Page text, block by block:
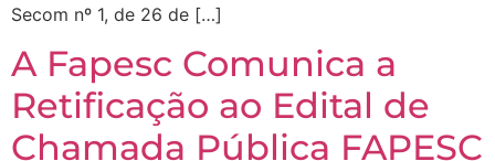
Secom nº 1, de 26 de […]
A Fapesc Comunica a
Retificação ao Edital de
Chamada Pública FAPESC